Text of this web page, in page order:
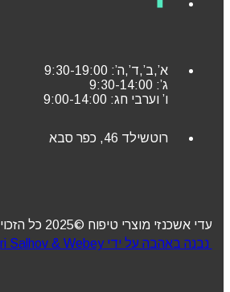
א’,ב’,ד’,ה’: 9:30-19:00
ג’: 9:30-14:00
ו’ וערבי חג: 9:00-14:00
רוטשילד 46, כפר סבא
עדי אשכנזי מוצרי טיפוח ©2025 כל הזכויות שמורות
נבנה באהבה על ידי Omri Salhov & Webey